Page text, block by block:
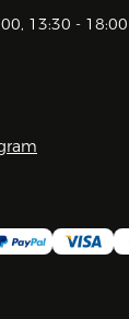
13:30 - 18:00